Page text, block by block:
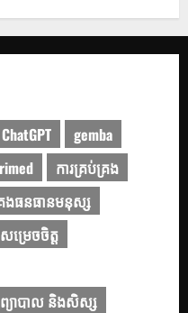
ChatGPT
gemba
ការគ្រប់គ្រង
រងធនធានមនុស្ស
សម្រេចចិត្ត
យាបាល និងសិស្ស